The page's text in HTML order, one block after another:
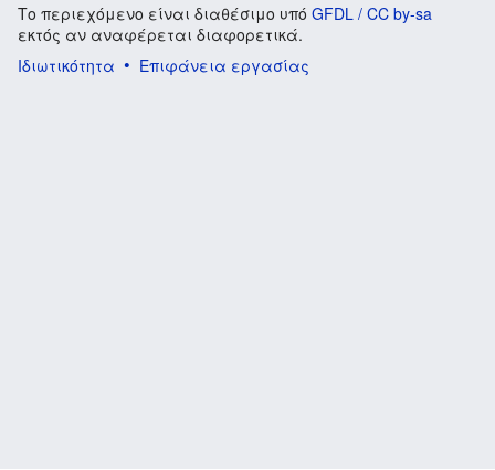
Το περιεχόμενο είναι διαθέσιμο υπό GFDL / CC by-sa
εκτός αν αναφέρεται διαφορετικά.
Ιδιωτικότητα
Επιφάνεια εργασίας